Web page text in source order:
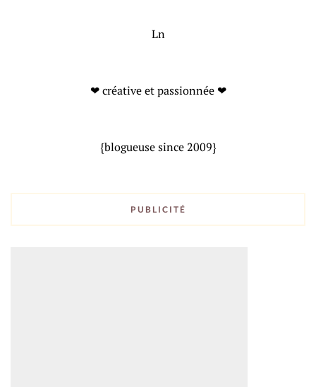
Ln
❤ créative et passionnée ❤
{blogueuse since 2009}
PUBLICITÉ